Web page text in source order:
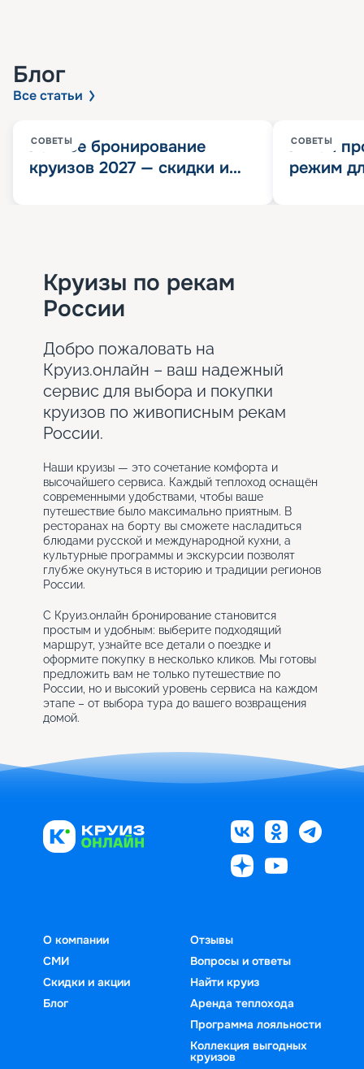
Блог
Все статьи
СОВЕТЫ
Раннее бронирование
круизов 2027 — скидки и
СОВЕТЫ
Китай
режим
Круизы по рекам
России
Добро пожаловать на
Круиз.онлайн – ваш надежный
сервис для выбора и покупки
круизов по живописным рекам
России.
Наши круизы — это сочетание комфорта и
высочайшего сервиса. Каждый теплоход оснащён
современными удобствами, чтобы ваше
путешествие было максимально приятным. В
ресторанах на борту вы сможете насладиться
блюдами русской и международной кухни, а
культурные программы и экскурсии позволят
глубже окунуться в историю и традиции регионов
России.
С Круиз.онлайн бронирование становится
простым и удобным: выберите подходящий
маршрут, узнайте все детали о поездке и
оформите покупку в несколько кликов. Мы готовы
предложить вам не только путешествие по
России, но и высокий уровень сервиса на каждом
этапе – от выбора тура до вашего возвращения
домой.
О компании
СМИ
Скидки и акции
Блог
Отзывы
Вопросы и ответы
Найти круиз
Аренда теплохода
Программа лояльности
Коллекция выгодных
круизов